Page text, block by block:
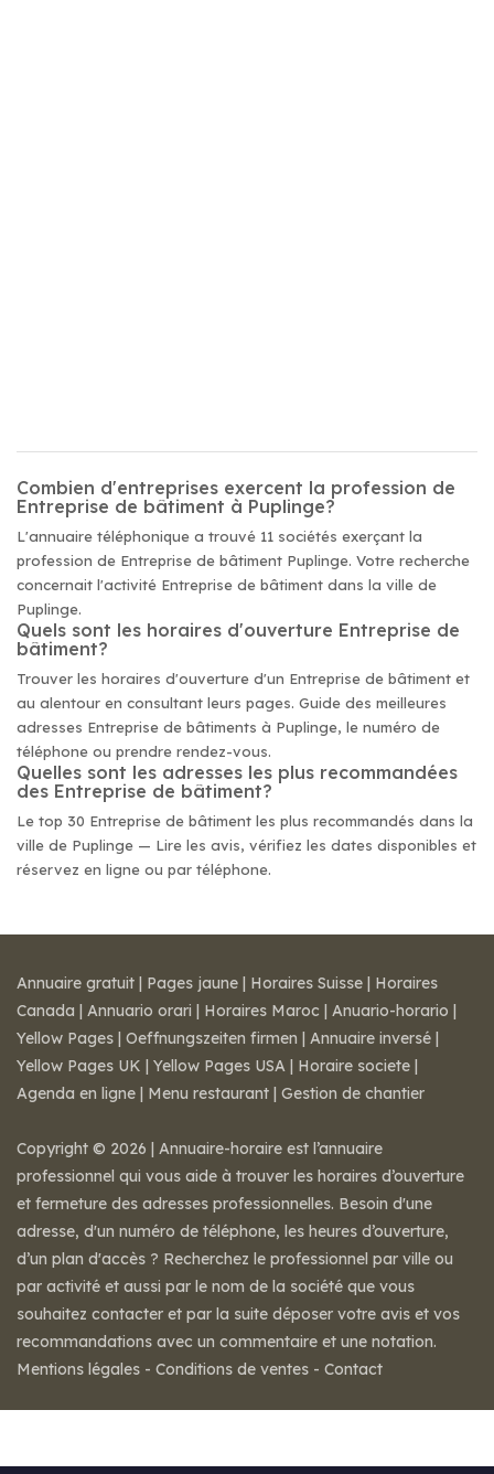
Combien d'entreprises exercent la profession de
Entreprise de bâtiment à Puplinge?
L'annuaire téléphonique a trouvé 11 sociétés exerçant la
profession de Entreprise de bâtiment Puplinge. Votre recherche
concernait l'activité Entreprise de bâtiment dans la ville de
Puplinge.
Quels sont les horaires d'ouverture Entreprise de
bâtiment?
Trouver les horaires d'ouverture d'un Entreprise de bâtiment et
au alentour en consultant leurs pages. Guide des meilleures
adresses Entreprise de bâtiments à Puplinge, le numéro de
téléphone ou prendre rendez-vous.
Quelles sont les adresses les plus recommandées
des Entreprise de bâtiment?
Le top 30 Entreprise de bâtiment les plus recommandés dans la
ville de Puplinge — Lire les avis, vérifiez les dates disponibles et
réservez en ligne ou par téléphone.
Annuaire gratuit | Pages jaune | Horaires Suisse | Horaires
Canada | Annuario orari | Horaires Maroc | Anuario-horario |
Yellow Pages | Oeffnungszeiten firmen | Annuaire inversé |
Yellow Pages UK | Yellow Pages USA | Horaire societe |
Agenda en ligne | Menu restaurant | Gestion de chantier
Copyright © 2026 | Annuaire-horaire est l’annuaire
professionnel qui vous aide à trouver les horaires d’ouverture
et fermeture des adresses professionnelles. Besoin d'une
adresse, d'un numéro de téléphone, les heures d’ouverture,
d’un plan d'accès ? Recherchez le professionnel par ville ou
par activité et aussi par le nom de la société que vous
souhaitez contacter et par la suite déposer votre avis et vos
recommandations avec un commentaire et une notation.
Mentions légales - Conditions de ventes - Contact